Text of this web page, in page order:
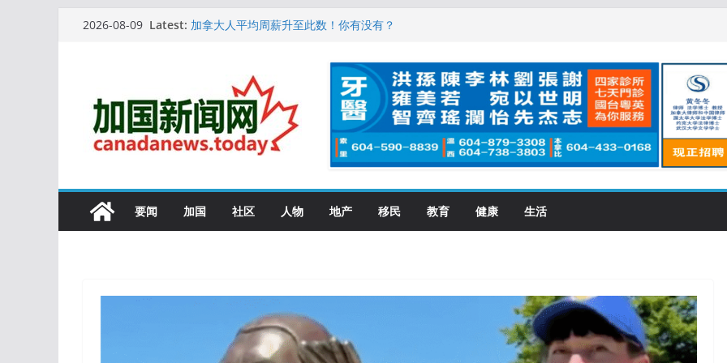
2026-08-09 Latest: 10万人排队入籍加拿大！美占一半，现在申请要等19个月
特鲁多半裸与水果姐海滩激吻! 热恋一年感情持续升温
更多名校恢复SAT 考试，新学年大学申请开跑7个大不同
要闻 加国 社区 人物 地产 移民 教育 健康 生活